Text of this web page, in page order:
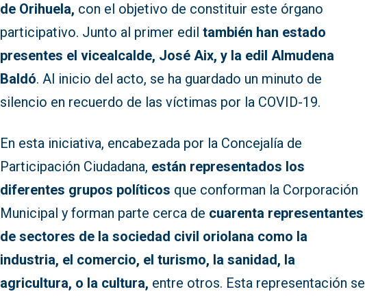
de Orihuela, con el objetivo de constituir este órgano
participativo. Junto al primer edil también han estado
presentes el vicealcalde, José Aix, y la edil Almudena
Baldó. Al inicio del acto, se ha guardado un minuto de
silencio en recuerdo de las víctimas por la COVID-19.
En esta iniciativa, encabezada por la Concejalía de
Participación Ciudadana, están representados los
diferentes grupos políticos que conforman la Corporación
Municipal y forman parte cerca de cuarenta representantes
de sectores de la sociedad civil oriolana como la
industria, el comercio, el turismo, la sanidad, la
agricultura, o la cultura, entre otros. Esta representación se